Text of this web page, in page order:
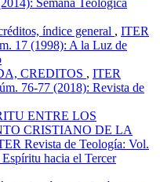
índice general , ITER
17 (1998): A la Luz de
CREDITOS , ITER
76-77 (2018): Revista de
ENTRE LOS
CRISTIANO DE LA
Revista de Teología: Vol.
hacia el Tercer